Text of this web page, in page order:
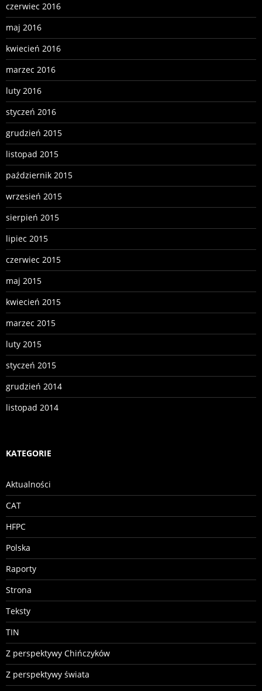
czerwiec 2016
maj 2016
kwiecień 2016
marzec 2016
luty 2016
styczeń 2016
grudzień 2015
listopad 2015
październik 2015
wrzesień 2015
sierpień 2015
lipiec 2015
czerwiec 2015
maj 2015
kwiecień 2015
marzec 2015
luty 2015
styczeń 2015
grudzień 2014
listopad 2014
KATEGORIE
Aktualności
CAT
HFPC
Polska
Raporty
Strona
Teksty
TIN
Z perspektywy Chińczyków
Z perspektywy świata